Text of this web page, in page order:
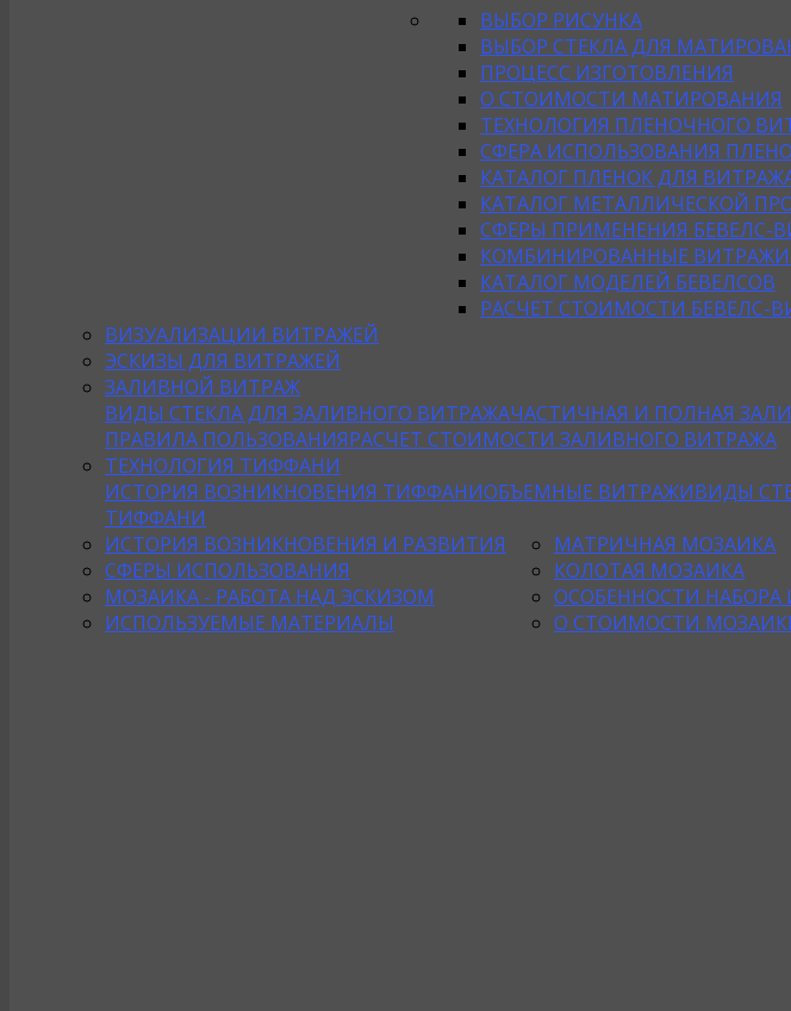
ВЫБОР РИСУНКА
ВЫБОР СТЕКЛА ДЛЯ
ПРОЦЕСС ИЗГОТОВЛЕНИЯ
О СТОИМОСТИ МАТИРОВАНИЯ
ТЕХНОЛОГИЯ ПЛЕНОЧНОГО
СФЕРА ИСПОЛЬЗОВАНИЯ
КАТАЛОГ ПЛЕНОК ДЛЯ
КАТАЛОГ МЕТАЛЛИЧЕСКОЙ
СФЕРЫ ПРИМЕНЕНИЯ БЕВЕЛС-
КОМБИНИРОВАННЫЕ ВИТРАЖИ
КАТАЛОГ МОДЕЛЕЙ БЕВЕЛСОВ
РАСЧЕТ СТОИМОСТИ БЕВЕЛС-
ВИЗУАЛИЗАЦИИ ВИТРАЖЕЙ
ЭСКИЗЫ ДЛЯ ВИТРАЖЕЙ
ЗАЛИВНОЙ ВИТРАЖ
ВИДЫ СТЕКЛА ДЛЯ ЗАЛИВНОГО ВИТРАЖАЧАСТИЧНАЯ И ПОЛНАЯ
ПРАВИЛА ПОЛЬЗОВАНИЯРАСЧЕТ СТОИМОСТИ ЗАЛИВНОГО ВИТРАЖА
ТЕХНОЛОГИЯ ТИФФАНИ
ИСТОРИЯ ВОЗНИКНОВЕНИЯ ТИФФАНИОБЪЕМНЫЕ ВИТРАЖИВИДЫ
ТИФФАНИ
ИСТОРИЯ ВОЗНИКНОВЕНИЯ И РАЗВИТИЯ
СФЕРЫ ИСПОЛЬЗОВАНИЯ
МОЗАИКА - РАБОТА НАД ЭСКИЗОМ
ИСПОЛЬЗУЕМЫЕ МАТЕРИАЛЫ
МАТРИЧНАЯ МОЗАИКА
КОЛОТАЯ МОЗАИКА
ОСОБЕННОСТИ
О СТОИМОСТИ